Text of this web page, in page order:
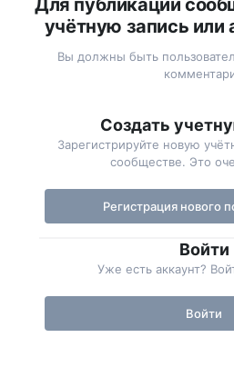
Для публикации
учётную запись или
Вы должны быть
Создать
Зарегистрируйте новую
сообществе. Это
Регистрация нового
Войти
Уже есть аккаунт?
Войти